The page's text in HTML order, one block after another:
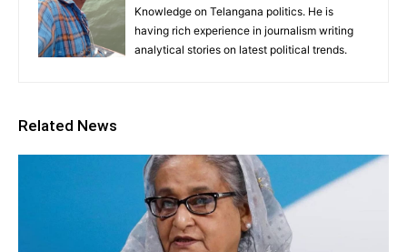
Knowledge on Telangana politics. He is
having rich experience in journalism writing
analytical stories on latest political trends.
Related News